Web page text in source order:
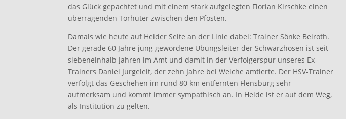
das Glück gepachtet und mit einem stark aufgelegten Florian Kirschke einen
überragenden Torhüter zwischen den Pfosten.
Damals wie heute auf Heider Seite an der Linie dabei: Trainer Sönke Beiroth.
Der gerade 60 Jahre jung gewordene Übungsleiter der Schwarzhosen ist seit
siebeneinhalb Jahren im Amt und damit in der Verfolgerspur unseres Ex-
Trainers Daniel Jurgeleit, der zehn Jahre bei Weiche amtierte. Der HSV-Trainer
verfolgt das Geschehen im rund 80 km entfernten Flensburg sehr
aufmerksam und kommt immer sympathisch an. In Heide ist er auf dem Weg,
als Institution zu gelten.